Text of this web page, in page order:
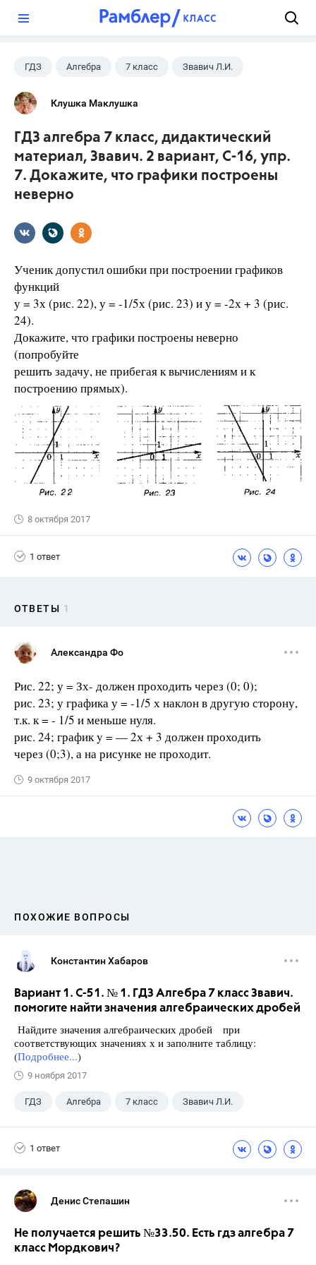
ГДЗ Алгебра 7 класс Звавич Л.И.
Клушка Маклушка
ГДЗ алгебра 7 класс, дидактический
материал, Звавич. 2 вариант, С-16, упр.
7. Докажите, что графики построены
неверно
Ученик допустил ошибки при построении графиков
функций
у = 3х (рис. 22), у = -1/5х (рис. 23) и у = -2х + 3 (рис.
24).
Докажите, что графики построены неверно
(попробуйте
решить задачу, не прибегая к вычислениям и к
построению прямых).
8 октября 2017
1 ответ
ОТВЕТЫ 1
Александра Фо
Рис. 22; у = Зх- должен проходить через (0; 0);
рис. 23; у графика у = -1/5 х наклон в другую сторону,
т.к. к = - 1/5 и меньше нуля.
рис. 24; график y = — 2х + 3 должен проходить
через (0;3), а на рисунке не проходит.
9 октября 2017
ПОХОЖИЕ ВОПРОСЫ
Константин Хабаров
Вариант 1. С-51. № 1. ГДЗ Алгебра 7 класс Звавич.
помогите найти значения алгебраических дробей
Найдите значения алгебраических дробей при
соответствующих значениях х и заполните таблицу:
(Подробнее...)
9 ноября 2017
ГДЗ Алгебра 7 класс Звавич Л.И.
1 ответ
Денис Степашин
Не получается решить №33.50. Есть гдз алгебра 7
класс Мордкович?